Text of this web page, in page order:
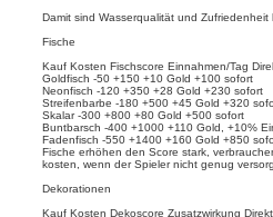
Damit sind Wasserqualität und Zufriedenheit
Fische
Kauf Kosten Fischscore Einnahmen/Tag
Goldfisch -50 +150 +10 Gold +100 sofort
Neonfisch -120 +350 +28 Gold +230 sofort
Streifenbarbe -180 +500 +45 Gold +320
Skalar -300 +800 +80 Gold +500 sofort
Buntbarsch -400 +1000 +110 Gold, +10%
Fadenfisch -550 +1400 +160 Gold +850
Fische erhöhen den Score stark,
kosten, wenn der Spieler nicht genug
Dekorationen
Kauf Kosten Dekoscore Zusatzwirkung